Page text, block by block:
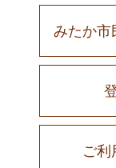
みたか市
ご利